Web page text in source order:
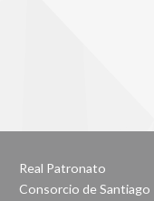
Real Patronato
Consorcio de Santiago